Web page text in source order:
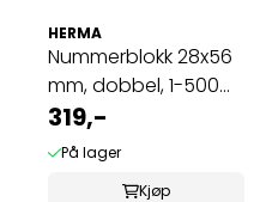
HERMA
Nummerblokk 28x56
mm, dobbel, 1-500
blå, 100 ark, ...
319,-
På lager
Kjøp